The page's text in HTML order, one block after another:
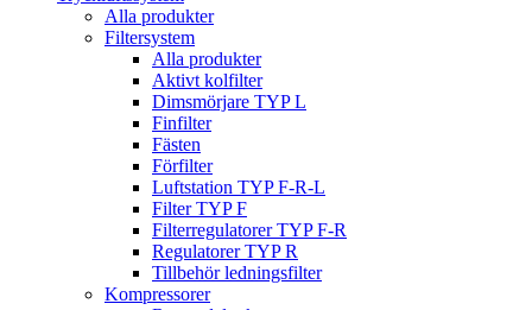
Alla produkter
Filtersystem
Alla produkter
Aktivt kolfilter
Dimsmörjare TYP L
Finfilter
Fästen
Förfilter
Luftstation TYP F-R-L
Filter TYP F
Filterregulatorer TYP F-R
Regulatorer TYP R
Tillbehör ledningsfilter
Kompressorer